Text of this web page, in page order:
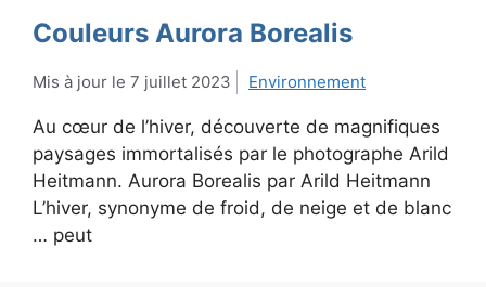
Couleurs Aurora Borealis
7 juillet 2023 Environnement
Au cœur de l’hiver, découverte de magnifiques
paysages immortalisés par le photographe Arild
Heitmann. Aurora Borealis par Arild Heitmann
L’hiver, synonyme de froid, de neige et de blanc
… peut